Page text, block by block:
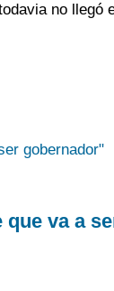
no
va a